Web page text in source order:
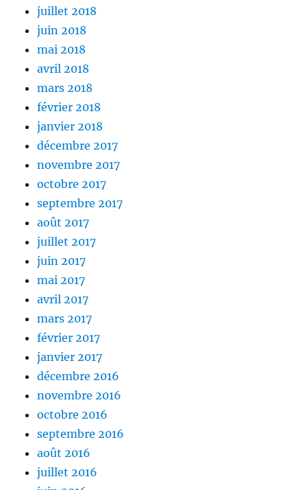
juillet 2018
juin 2018
mai 2018
avril 2018
mars 2018
février 2018
janvier 2018
décembre 2017
novembre 2017
octobre 2017
septembre 2017
août 2017
juillet 2017
juin 2017
mai 2017
avril 2017
mars 2017
février 2017
janvier 2017
décembre 2016
novembre 2016
octobre 2016
septembre 2016
août 2016
juillet 2016